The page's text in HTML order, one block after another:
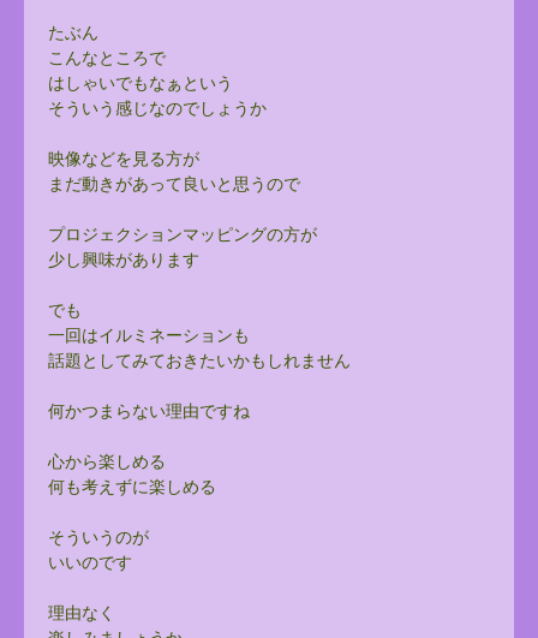
たぶん
こんなところで
はしゃいでもなぁという
そういう感じなのでしょうか
映像などを見る方が
まだ動きがあって良いと思うので
プロジェクションマッピングの方が
少し興味があります
でも
一回はイルミネーションも
話題としてみておきたいかもしれません
何かつまらない理由ですね
心から楽しめる
何も考えずに楽しめる
そういうのが
いいのです
理由なく